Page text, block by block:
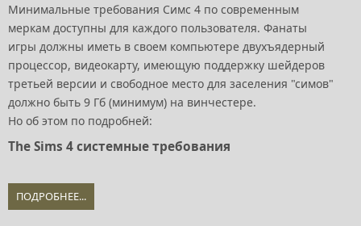
Минимальные требования Симс 4 по современным
меркам доступны для каждого пользователя. Фанаты
игры должны иметь в своем компьютере двухъядерный
процессор, видеокарту, имеющую поддержку шейдеров
третьей версии и свободное место для заселения "симов"
должно быть 9 Гб (минимум) на винчестере.
Но об этом по подробней:
The Sims 4 системные требования
ПОДРОБНЕЕ...